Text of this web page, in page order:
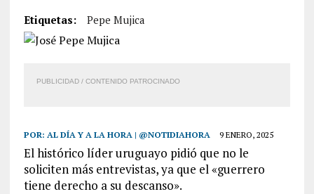
Etiquetas: Pepe Mujica
PUBLICIDAD / CONTENIDO PATROCINADO
POR: AL DÍA Y A LA HORA | @NOTIDIAHORA 9 ENERO, 2025
El histórico líder uruguayo pidió que no le
soliciten más entrevistas, ya que el «guerrero
tiene derecho a su descanso».